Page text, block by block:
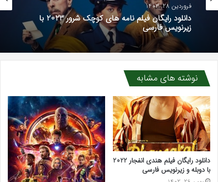
فروردین 28, 1403
دانلود رایگان فیلم نامه های کوچک شرور 2023 با
زیرنویس فارسی
نوشته های مشابه
دانلود رایگان فیلم هندی انفجار 2022
با دوبله و زیرنویس فارسی